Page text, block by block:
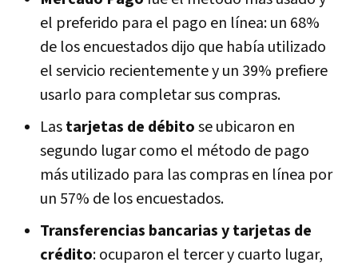
el preferido para el pago en línea: un 68%
de los encuestados dijo que había utilizado
el servicio recientemente y un 39% prefiere
usarlo para completar sus compras.
Lastarjetas de débitose ubicaron en
segundo lugar como el método de pago
más utilizado para las compras en línea por
un 57% de los encuestados.
Transferencias bancarias y tarjetas de
crédito: ocuparon el tercer y cuarto lugar,